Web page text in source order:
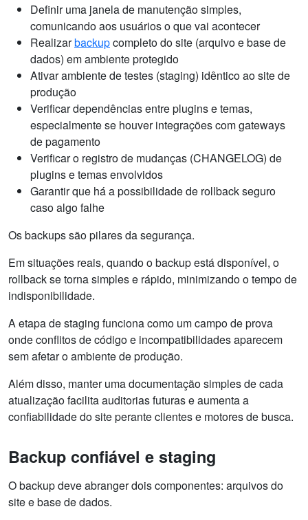
Definir uma janela de manutenção simples,
comunicando aos usuários o que vai acontecer
Realizarbackupcompleto do site (arquivo e base de
dados) em ambiente protegido
Ativar ambiente de testes (staging) idêntico ao site de
produção
Verificar dependências entre plugins e temas,
especialmente se houver integrações com gateways
de pagamento
Verificar o registro de mudanças (CHANGELOG) de
plugins e temas envolvidos
Garantir que há a possibilidade de rollback seguro
caso algo falhe
Os backups são pilares da segurança.
Em situações reais, quando o backup está disponível, o
rollback se torna simples e rápido, minimizando o tempo de
indisponibilidade.
A etapa de staging funciona como um campo de prova
onde conflitos de código e incompatibilidades aparecem
sem afetar o ambiente de produção.
Além disso, manter uma documentação simples de cada
atualização facilita auditorias futuras e aumenta a
confiabilidade do site perante clientes e motores de busca.
Backup confiável e staging
O backup deve abranger dois componentes: arquivos do
site e base de dados.